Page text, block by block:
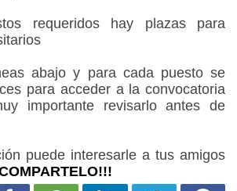
requeridos hay plazas para
abajo y para cada puesto se
para acceder a la convocatoria
importante revisarlo antes de
puede interesarle a tus amigos